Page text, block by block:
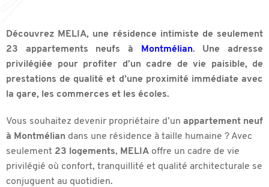
Découvrez MELIA, une résidence intimiste de seulement
23 appartements neufs à
Montmélian. Une adresse
privilégiée pour profiter d’un cadre de vie paisible, de
prestations de qualité et d’une proximité immédiate avec
la gare, les commerces et les écoles.
Vous souhaitez devenir propriétaire d’un appartement neuf
à Montmélian dans une résidence à taille humaine ? Avec
seulement 23 logements, MELIA offre un cadre de vie
privilégié où confort, tranquillité et qualité architecturale se
conjuguent au quotidien.